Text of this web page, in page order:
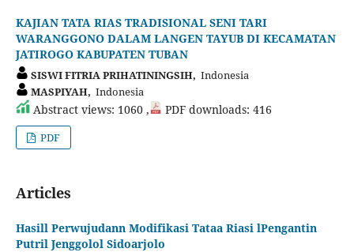
KAJIAN TATA RIAS TRADISIONAL SENI TARI
WARANGGONO DALAM LANGEN TAYUB DI KECAMATAN
JATIROGO KABUPATEN TUBAN
SISWI FITRIA PRIHATININGSIH, Indonesia
MASPIYAH, Indonesia
Abstract views: 1060 , PDF downloads: 416
PDF
Articles
Hasill Perwujudann Modifikasi Tataa Riasi lPengantin
Putril Jenggolol Sidoarjolo